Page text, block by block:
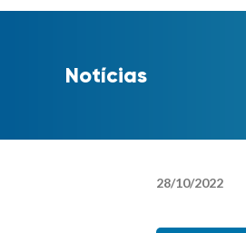
Notícias
28/10/2022